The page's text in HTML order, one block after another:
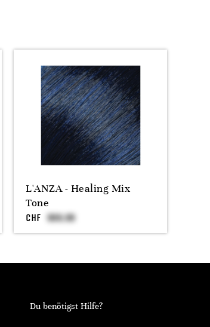
L'ANZA - Healing Mix
Tone
CHF
Du benötigst Hilfe?